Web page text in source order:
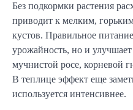
Без подкормки растения
приводит к мелким,
кустов. Правильное
урожайность, но и
мучнистой росе, корневой
В теплице эффект еще
используется интенсивнее.